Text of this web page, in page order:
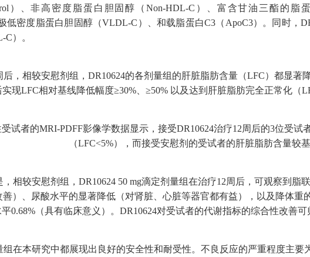
）、非高密度脂蛋白胆固醇（Non-HDL-C）、富含甘油三酯的脂
低密度脂蛋白胆固醇（VLDL-C）、和载脂蛋白C3（ApoC3）。同时，
）。
后，相较安慰剂组，DR10624的各剂量组的肝脏脂肪含量（LFC）都显著
实现LFC相对基线降低幅度≥30%、≥50% 以及达到肝脏脂肪完全正常化（
受试者的MRI-PDFF影像学数据显示，接受DR10624治疗12周后的3位受
（LFC<5%），而接受安慰剂的受试者的肝脏脂肪含量较
相较安慰剂组，DR10624 50 mg滴定剂量组在治疗12周后，可观察到脂
）、尿酸水平的显著降低（对肾脏、心脏等器官都有益），以及降体重
0.68%（具有临床意义）。DR10624对受试者的代谢指标的综合性改善
组在本研究中都展现出良好的安全性和耐受性。不良反应的严重程度主